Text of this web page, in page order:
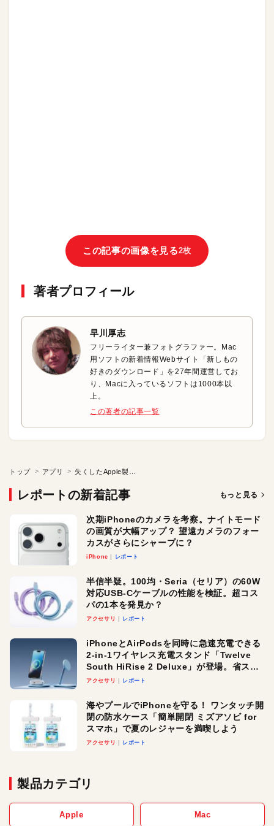
この記事の画像を見る2枚
著者プロフィール
早川厚志
フリーライター兼フォトグラファー。Mac
用ソフトの新着情報Webサイト「新しもの
好きのダウンロード」を27年間運営してお
り、Macに入っているソフトは1000本以
上。
この著者の記事一覧
トップ アプリ
レポートの新着記事 もっと見る
次期iPhoneのカメラを考察。ナイトモード
の画質が大幅アップ？ 望遠カメラのフォー
カスがさらにシャープに？
iPhone レポート
半信半疑。100均・Seria（セリア）の60W
対応USB-Cケーブルの性能を検証。超コス
パの1本を発見か？
アクセサリ レポート
iPhoneとAirPodsを同時に急速充電できる
2-in-1ワイヤレス充電スタンド「Twelve
South HiRise 2 Deluxe」が登場。省スペ
ースでおしゃれに充電したい人にオスス
アクセサリ レポート
海やプールでiPhoneを守る！ ワンタッチ開
閉の防水ケース「簡単開閉 ミズアソビ for
スマホ」で夏のレジャーを満喫しよう
アクセサリ レポート
製品カテゴリ
Apple Mac